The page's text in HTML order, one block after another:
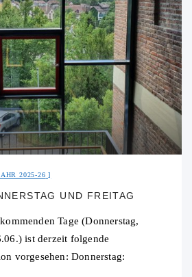
2025-26
UND FREITAG
Tage (Donnerstag,
ist derzeit folgende
vorgesehen: Donnerstag: